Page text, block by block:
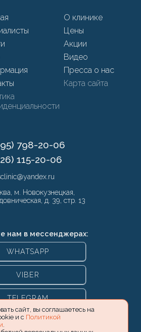
сайт, вы соглашаетесь на
и с Политикой
О клинике
Цены
Акции
Видео
Пресса о нас
Карта сайта
798-20-06
115-20-06
м. Новокузнецкая,
д. 39, стр. 13
нам в мессенджерах:
WHATSAPP
VIBER
TELEGRAM